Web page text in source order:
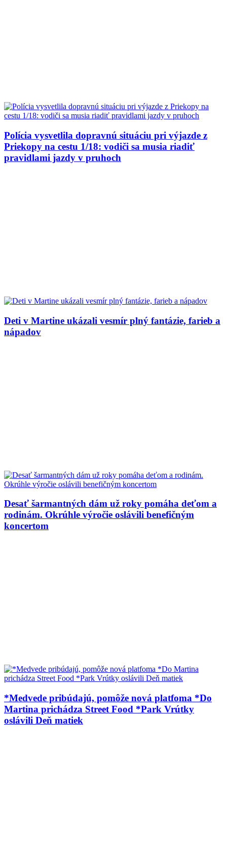
Polícia vysvetlila dopravnú situáciu pri výjazde z
Priekopy na cestu 1/18: vodiči sa musia riadiť
pravidlami jazdy v pruhoch
Deti v Martine ukázali vesmír plný fantázie, farieb a
nápadov
Desať šarmantných dám už roky pomáha deťom a
rodinám. Okrúhle výročie oslávili benefičným
koncertom
*Medvede pribúdajú, pomôže nová platfoma *Do
Martina prichádza Street Food *Park Vrútky
oslávili Deň matiek